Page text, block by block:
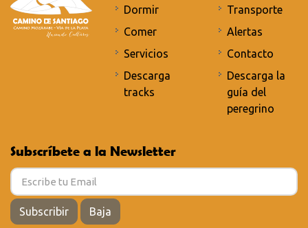
Dormir
Comer
Servicios
Descarga
tracks
Transporte
Alertas
Contacto
Descarga la
guía del
peregrino
Subscríbete a la Newsletter
Subscribir Baja